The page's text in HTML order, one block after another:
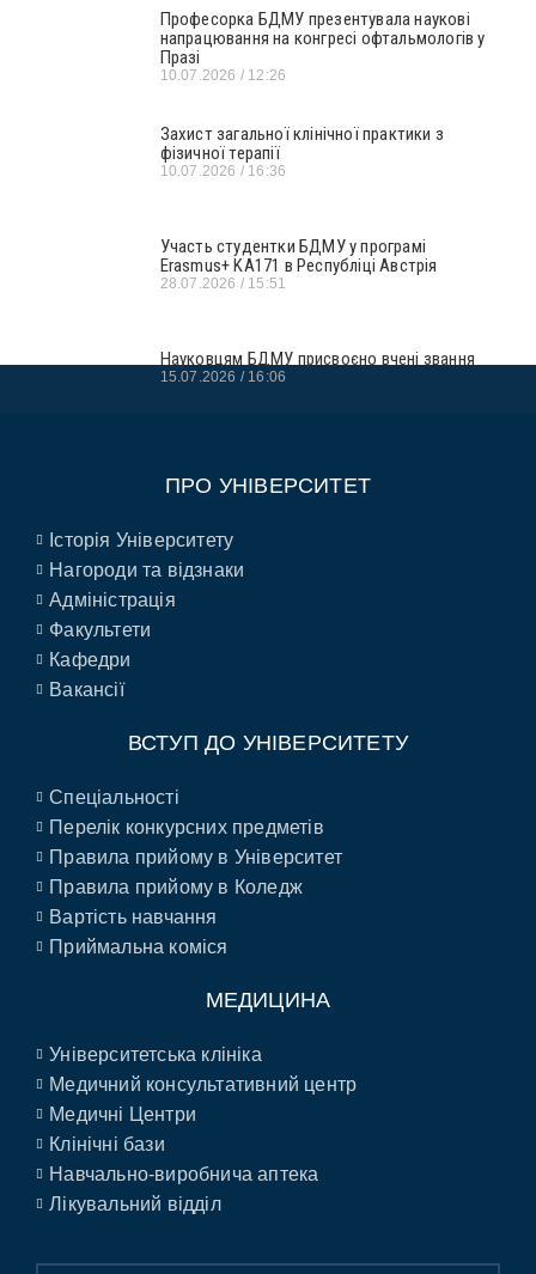
Професорка БДМУ презентувала наукові
напрацювання на конгресі офтальмологів у
Празі
10.07.2026 12:26
Захист загальної клінічної практики з
фізичної терапії
10.07.2026 16:36
Участь студентки БДМУ у програмі
Erasmus+ KA171 в Республіці Австрія
28.07.2026 15:51
Науковцям БДМУ присвоєно вчені звання
15.07.2026 16:06
ПРО УНІВЕРСИТЕТ
Історія Університету
Нагороди та відзнаки
Адміністрація
Факультети
Кафедри
Вакансії
ВСТУП ДО УНІВЕРСИТЕТУ
Спеціальності
Перелік конкурсних предметів
Правила прийому в Університет
Правила прийому в Коледж
Вартість навчання
Приймальна коміся
МЕДИЦИНА
Університетська клініка
Медичний консультативний центр
Медичні Центри
Клінічні бази
Навчально-виробнича аптека
Лікувальний відділ